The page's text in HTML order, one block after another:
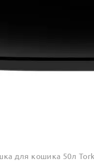
для кошика 50л